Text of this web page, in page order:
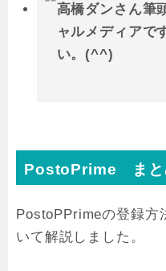
高橋ダンさん筆
ャルメディアで
い。(^^)
PostoPrime まと
PostoPPrimeの登録方
いて解説しました。